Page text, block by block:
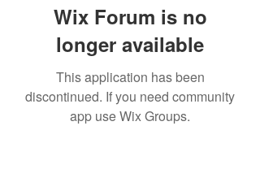
Wix Forum is no
longer available
This application has been
discontinued. If you need community
app use Wix Groups.